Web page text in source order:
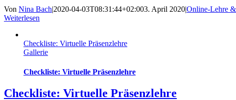
Von Nina Bach|2020-04-03T08:31:44+02:003. April 2020|Online-Lehre
Weiterlesen
Checkliste: Virtuelle Präsenzlehre
Gallerie
Checkliste: Virtuelle Präsenzlehre
Checkliste: Virtuelle Präsenzlehre